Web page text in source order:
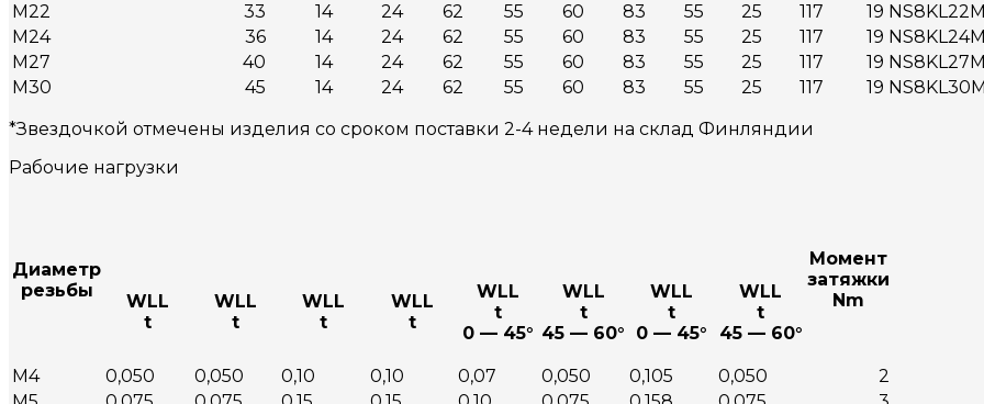
М22
33 14 24 62 55 60 83 55 25 117 19 NS8KL22M
М24
36 14 24 62 55 60 83 55 25 117 19 NS8KL24M
М27
40 14 24 62 55 60 83 55 25 117 19 NS8KL27M
М30
45 14 24 62 55 60 83 55 25 117 19 NS8KL30M
*Звездочкой отмечены изделия со сроком поставки 2-4 недели на склад Финляндии
Рабочие нагрузки
Диаметр
резьбы
WLL
t
WLL
t
WLL
t
WLL
t
WLL
t
0 — 45°
WLL
t
45 — 60°
WLL
t
0 — 45°
WLL
t
45 — 60°
Момент
затяжки
Nm
М4 0,050 0,050 0,10 0,10 0,07 0,050 0,105 0,050
2